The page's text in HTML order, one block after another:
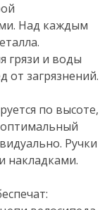
Над каждым
грязи и воды
от загрязнений.
по высоте,
Ручки
накладками.